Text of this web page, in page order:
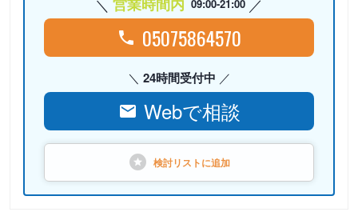
09:00-21:00
05075864570
24時間受付中
Webで相談
検討リストに追加